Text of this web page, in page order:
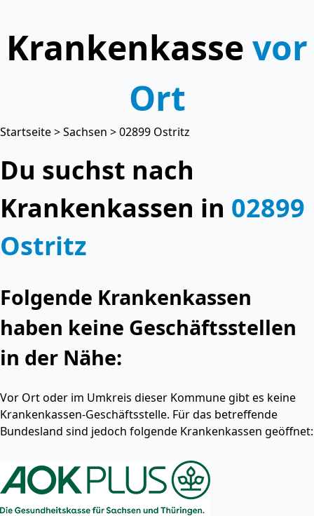
Krankenkasse vor
Ort
Startseite>Sachsen > 02899 Ostritz
Du suchst nach
Krankenkassen in 02899
Ostritz
Folgende Krankenkassen
haben keine Geschäftsstellen
in der Nähe:
Vor Ort oder im Umkreis dieser Kommune gibt es keine
Krankenkassen-Geschäftsstelle. Für das betreffende
Bundesland sind jedoch folgende Krankenkassen geöffnet: